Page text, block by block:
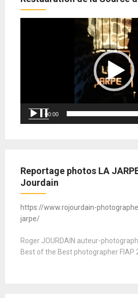
00:00
Reportage photos LA
Jourdain
https://www.rojourdain-
jarpe/
Roger JOURDAIN auteur-
Best of the Best photographer FIAP